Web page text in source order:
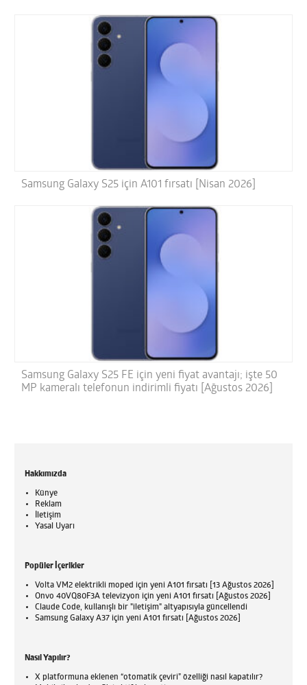
Samsung Galaxy S25 için A101 fırsatı [Nisan 2026]
Samsung Galaxy S25 FE için yeni fiyat avantajı; işte 50
MP kameralı telefonun indirimli fiyatı [Ağustos 2026]
Hakkımızda
Künye
Reklam
İletişim
Yasal Uyarı
Popüler İçerikler
Volta VM2 elektrikli moped için yeni A101 fırsatı [13 Ağustos 2026]
Onvo 40VQ80F3A televizyon için yeni A101 fırsatı [Ağustos 2026]
Claude Code, kullanışlı bir "iletişim" altyapısıyla güncellendi
Samsung Galaxy A37 için yeni A101 fırsatı [Ağustos 2026]
Nasıl Yapılır?
X platformuna eklenen “otomatik çeviri” özelliği nasıl kapatılır?